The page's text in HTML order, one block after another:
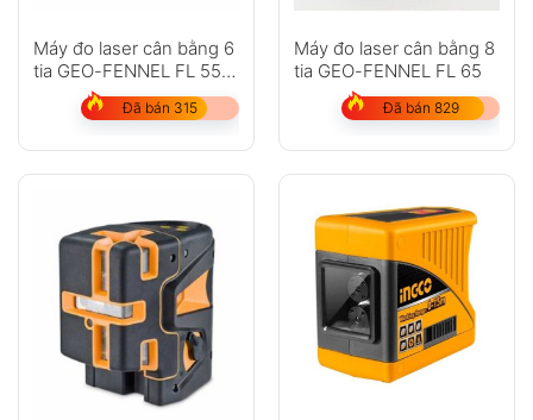
Máy đo laser cân bằng 6
tia GEO-FENNEL FL 55
Đã bán 315
Máy đo laser cân bằng 8
tia GEO-FENNEL FL 65
Đã bán 829